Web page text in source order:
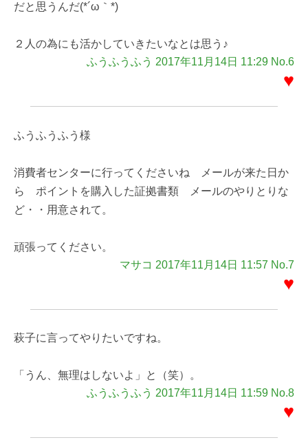
だと思うんだ(*´ω｀*)
２人の為にも活かしていきたいなとは思う♪
ふうふうふう 2017年11月14日 11:29 No.6
♥
ふうふうふう様
消費者センターに行ってくださいね メールが来た日か
ら ポイントを購入した証拠書類 メールのやりとりな
ど・・用意されて。
頑張ってください。
マサコ 2017年11月14日 11:57 No.7
♥
萩子に言ってやりたいですね。
「うん、無理はしないよ」と（笑）。
ふうふうふう 2017年11月14日 11:59 No.8
♥